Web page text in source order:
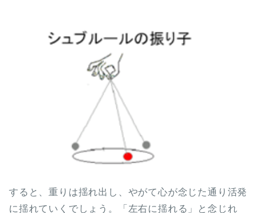
すると、重りは揺れ出し、やがて心が念じた通り活発
に揺れていくでしょう。「左右に揺れる」と念じれ